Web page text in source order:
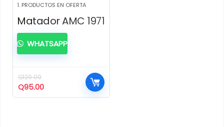
1. PRODUCTOS EN OFERTA
Matador AMC 1971
Q120.00
El
precio
Q95.00El
precio
WHATSAPP